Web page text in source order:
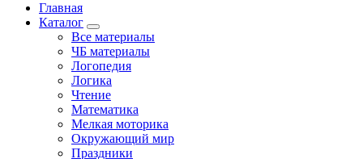
Главная
Каталог
Все материалы
ЧБ материалы
Логопедия
Логика
Чтение
Математика
Мелкая моторика
Окружающий мир
Праздники